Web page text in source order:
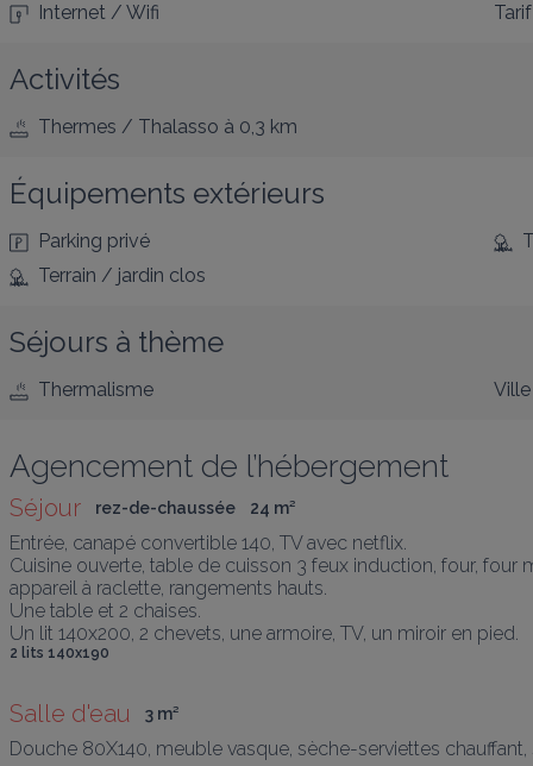
Internet / Wifi
Activités
Thermes / Thalasso à 0,3 km
Équipements extérieurs
Parking privé
Terrain / jardin clos
Séjours à thème
Thermalisme Ville
Agencement de l’hébergement
Séjour rez-de-chaussée 24 m²
Entrée, canapé convertible 140, TV avec netflix.
Cuisine ouverte, table de cuisson 3 feux induction, four,
appareil à raclette, rangements hauts.
Une table et 2 chaises.
Un lit 140x200, 2 chevets, une armoire, TV, un miroir en pied.
2 lits 140x190
Salle d'eau 3 m²
Douche 80X140, meuble vasque, sèche-serviettes